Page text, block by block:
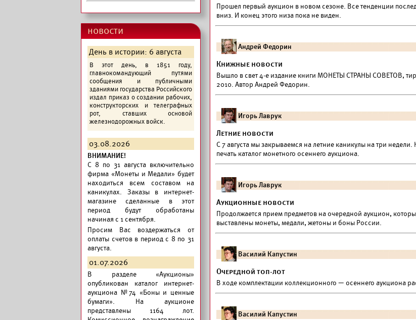
новости
День в истории: 6 августа
В этот день, в 1851 году,
главнокомандующий путями
сообщения и публичными
зданиями государства Российского
издал приказ о создании рабочих,
конструкторских и телеграфных
рот, ставших основой
железнодорожных войск.
03.08.2026
ВНИМАНИЕ!
C 8 по 31 августа включительно
фирма «Монеты и Медали» будет
находиться всем составом на
каникулах. Заказы в интернет-
магазине сделанные в этот
период будут обработаны
начиная с 1 сентября.
Просим Вас воздержаться от
оплаты счетов в период с 8 по 31
августа.
01.07.2026
В разделе «Аукционы»
опубликован каталог интернет-
аукциона №74 «Боны и ценные
бумаги». На аукционе
представлены 1164 лот.
Прошел первый аукцион в новом сезоне. Все тенденции
вниз. И конец этого низа пока не виден.
Андрей Федорин
Книжные новости
Вышло в свет 4-е издание книги МОНЕТЫ СТРАНЫ СОВЕТОВ,
2010. Автор Андрей Федорин.
Игорь Лаврук
Летние новости
С 7 августа мы закрываемся на летние каникулы на три
печать каталог монетного осеннего аукциона.
Игорь Лаврук
Аукционные новости
Продолжается прием предметов на очередной аукцион,
выставлены монеты, медали, жетоны и боны России.
Василий Капустин
Очередной топ-лот
В ходе комплектации коллекционного — осеннего аукциона
Василий Капустин